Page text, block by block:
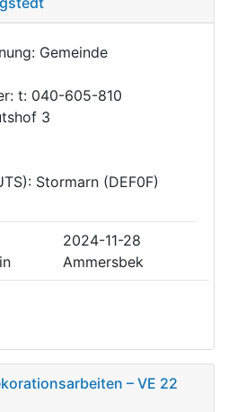
Gemeinde
t: 040-605-810
3
Stormarn (DEF0F)
2024-11-28
Ammersbek
– VE 22